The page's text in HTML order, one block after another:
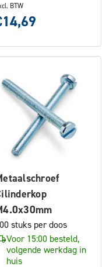
BTW
stuks per doos
Voor 15:00 besteld,
volgende werkdag in
huis